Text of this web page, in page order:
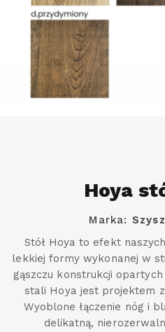
Hoya
Marka:
Stół Hoya to efekt
lekkiej formy wykonanej w
gąszczu konstrukcji
stali Hoya jest projektem
Wyoblone łączenie nóg i
delikatną,